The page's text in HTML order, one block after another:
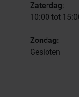
Zaterdag:
10:00 tot
Zondag:
Gesloten